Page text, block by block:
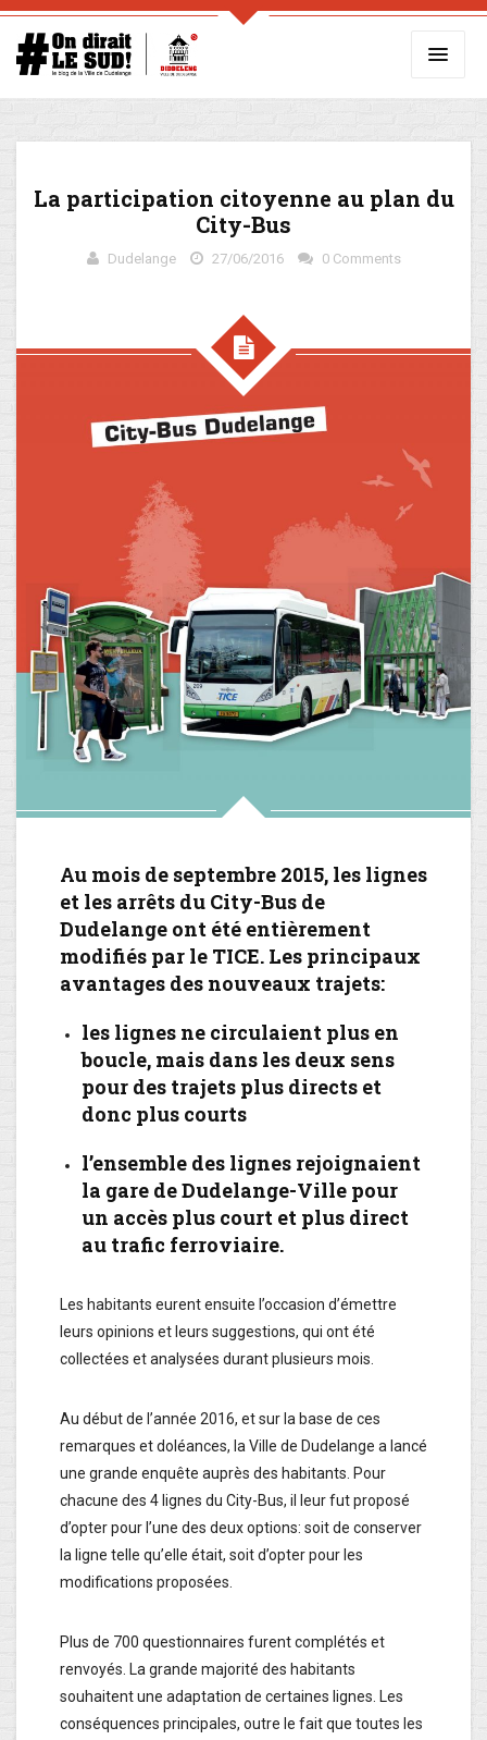
La participation citoyenne au plan du
City-Bus
Dudelange 27/06/2016 0 Comments
Au mois de septembre 2015, les lignes
et les arrêts du City-Bus de
Dudelange ont été entièrement
modifiés par le TICE. Les principaux
avantages des nouveaux trajets:
les lignes ne circulaient plus en
boucle, mais dans les deux sens
pour des trajets plus directs et
donc plus courts
l’ensemble des lignes rejoignaient
la gare de Dudelange-Ville pour
un accès plus court et plus direct
au trafic ferroviaire.
Les habitants eurent ensuite l’occasion d’émettre
leurs opinions et leurs suggestions, qui ont été
collectées et analysées durant plusieurs mois.
Au début de l’année 2016, et sur la base de ces
remarques et doléances, la Ville de Dudelange a lancé
une grande enquête auprès des habitants. Pour
chacune des 4 lignes du City-Bus, il leur fut proposé
d’opter pour l’une des deux options: soit de conserver
la ligne telle qu’elle était, soit d’opter pour les
modifications proposées.
Plus de 700 questionnaires furent complétés et
renvoyés. La grande majorité des habitants
souhaitent une adaptation de certaines lignes. Les
conséquences principales, outre le fait que toutes les